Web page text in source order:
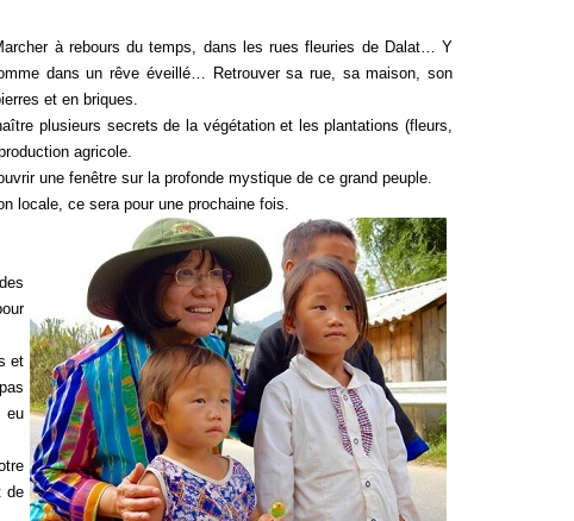
à rebours du temps, dans les rues fleuries de Dalat… Y
dans un rêve éveillé… Retrouver sa rue, sa maison, son
et en briques.
plusieurs secrets de la végétation et les plantations (fleurs,
agricole.
une fenêtre sur la profonde mystique de ce grand peuple.
locale, ce sera pour une prochaine fois.
et
eu
de